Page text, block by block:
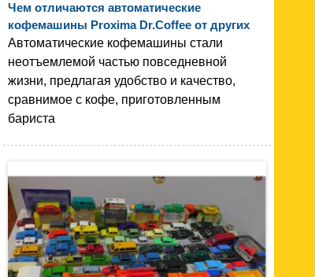
Чем отличаются автоматические
кофемашины Proxima Dr.Coffee от других
Автоматические кофемашины стали
неотъемлемой частью повседневной
жизни, предлагая удобство и качество,
сравнимое с кофе, приготовленным
бариста